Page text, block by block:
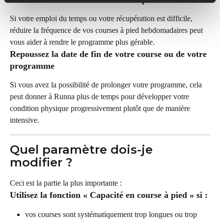
Si votre emploi du temps ou votre récupération est difficile,
réduire la fréquence de vos courses à pied hebdomadaires peut
vous aider à rendre le programme plus gérable.
Repoussez la date de fin de votre course ou de votre
programme
Si vous avez la possibilité de prolonger votre programme, cela
peut donner à Runna plus de temps pour développer votre
condition physique progressivement plutôt que de manière
intensive.
Quel paramètre dois-je
modifier ?
Ceci est la partie la plus importante :
Utilisez la fonction « Capacité en course à pied » si :
vos courses sont systématiquement trop longues ou trop